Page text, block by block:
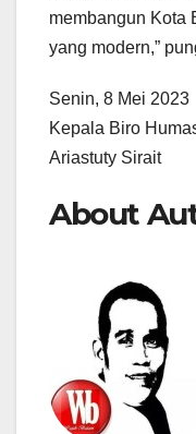
membangun Kota
yang modern,”
Senin, 8 Mei 2023
Kepala Biro
Ariastuty Sirait
About